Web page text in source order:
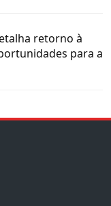
retorno à
para a